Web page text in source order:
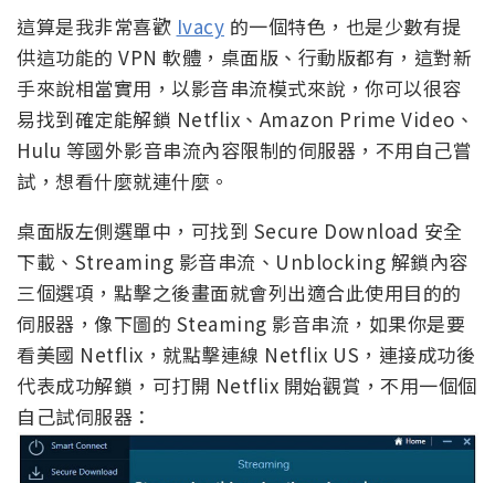
這算是我非常喜歡 Ivacy 的一個特色，也是少數有提
供這功能的 VPN 軟體，桌面版、行動版都有，這對新
手來說相當實用，以影音串流模式來說，你可以很容
易找到確定能解鎖 Netflix、Amazon Prime Video、
Hulu 等國外影音串流內容限制的伺服器，不用自己嘗
試，想看什麼就連什麼。
桌面版左側選單中，可找到 Secure Download 安全
下載、Streaming 影音串流、Unblocking 解鎖內容
三個選項，點擊之後畫面就會列出適合此使用目的的
伺服器，像下圖的 Steaming 影音串流，如果你是要
看美國 Netflix，就點擊連線 Netflix US，連接成功後
代表成功解鎖，可打開 Netflix 開始觀賞，不用一個個
自己試伺服器：